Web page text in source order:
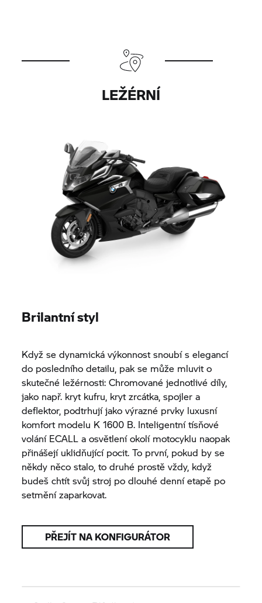
LEŽÉRNÍ
Brilantní styl
Když se dynamická výkonnost snoubí s elegancí
do posledního detailu, pak se může mluvit o
skutečné ležérnosti: Chromované jednotlivé díly,
jako např. kryt kufru, kryt zrcátka, spojler a
deflektor, podtrhují jako výrazné prvky luxusní
komfort modelu K 1600 B. Inteligentní tísňové
volání ECALL a osvětlení okolí motocyklu naopak
přinášejí uklidňující pocit. To první, pokud by se
někdy něco stalo, to druhé prostě vždy, když
budeš chtít svůj stroj po dlouhé denní etapě po
setmění zaparkovat.
PŘEJÍT NA KONFIGURÁTOR